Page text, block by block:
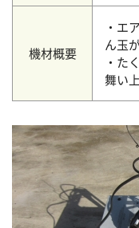
機材概要
・エ
ん玉
・た
舞い